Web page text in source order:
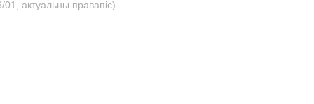
актуальны правапіс)